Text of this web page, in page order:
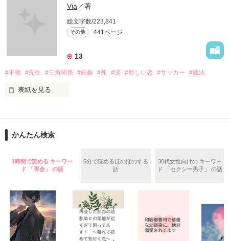
第一弾から第十弾
作品を読むのに役立てばと思います
Via ／著
総文字数/223,841
その他 441ページ
13
#不倫 #先生 #三角関係 #妊娠 #死 #涙 #新しい恋 #サッカー #魔法
表紙を見る
泣かせてばかりで…ゴメン…」
ユウは悲しく微笑む・・・・
悩み傷つき　精一杯愛した人
「俺なら　亜恋を
かんたん検索
1時間で読める キーワー
ド 「再会」 の話
5分で読めるほのぼのする
話
30代女性向けの キーワー
ド 「セクシー男子」 の話